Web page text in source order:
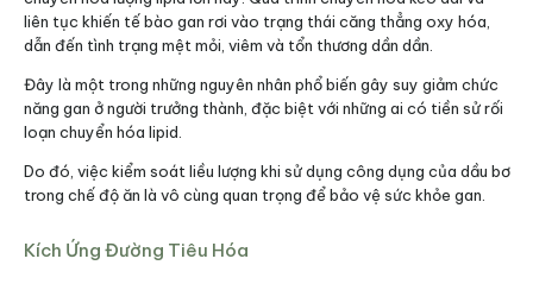
liên tục khiến tế bào gan rơi vào trạng thái căng thẳng oxy hóa,
dẫn đến tình trạng mệt mỏi, viêm và tổn thương dần dần.
Đây là một trong những nguyên nhân phổ biến gây suy giảm chức
năng gan ở người trưởng thành, đặc biệt với những ai có tiền sử rối
loạn chuyển hóa lipid.
Do đó, việc kiểm soát liều lượng khi sử dụng công dụng của dầu bơ
trong chế độ ăn là vô cùng quan trọng để bảo vệ sức khỏe gan.
Kích Ứng Đường Tiêu Hóa